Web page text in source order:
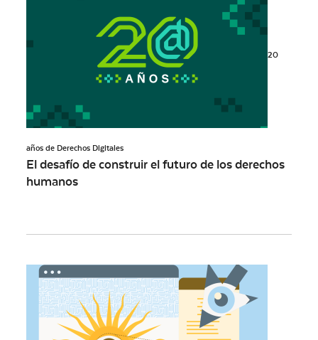
20
años de Derechos Digitales
El desafío de construir el futuro de los derechos
humanos